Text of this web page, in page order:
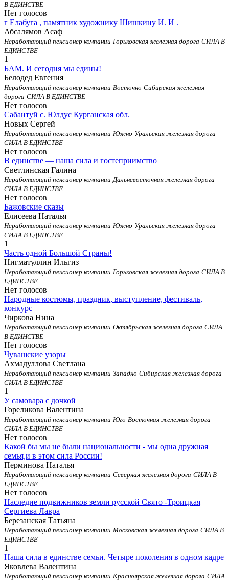
В ЕДИНСТВЕ
Нет голосов
г Елабуга , памятник художнику Шишкину И. И .
Абсалямов Асаф
Неработающий пенсионер компании Горьковская железная дорога СИЛА В
ЕДИНСТВЕ
1
БАМ. И сегодня мы едины!
Белодед Евгения
Неработающий пенсионер компании Восточно-Сибирская железная
дорога СИЛА В ЕДИНСТВЕ
Нет голосов
Сабантуй с. Юлдус Курганская обл.
Новых Сергей
Неработающий пенсионер компании Южно-Уральская железная дорога
СИЛА В ЕДИНСТВЕ
Нет голосов
В единстве — наша сила и гостеприимство
Светлинская Галина
Неработающий пенсионер компании Дальневосточная железная дорога
СИЛА В ЕДИНСТВЕ
Нет голосов
Бажовские сказы
Елисеева Наталья
Неработающий пенсионер компании Южно-Уральская железная дорога
СИЛА В ЕДИНСТВЕ
1
Часть одной Большой Страны!
Нигматуллин Ильгиз
Неработающий пенсионер компании Горьковская железная дорога СИЛА В
ЕДИНСТВЕ
Нет голосов
Народные костюмы, праздник, выступление, фестиваль,
конкурс
Чиркова Нина
Неработающий пенсионер компании Октябрьская железная дорога СИЛА
В ЕДИНСТВЕ
Нет голосов
Чувашские узоры
Ахмадуллова Светлана
Неработающий пенсионер компании Западно-Сибирская железная дорога
СИЛА В ЕДИНСТВЕ
1
У самовара с дочкой
Гореликова Валентина
Неработающий пенсионер компании Юго-Восточная железная дорога
СИЛА В ЕДИНСТВЕ
Нет голосов
Какой бы мы не были национальности - мы одна дружная
семья,и в этом сила России!
Перминова Наталья
Неработающий пенсионер компании Северная железная дорога СИЛА В
ЕДИНСТВЕ
Нет голосов
Наследие подвижников земли русской Свято -Троицкая
Сергиева Лавра
Березанская Татьяна
Неработающий пенсионер компании Московская железная дорога СИЛА В
ЕДИНСТВЕ
1
Наша сила в единстве семьи. Четыре поколения в одном кадре
Яковлева Валентина
Неработающий пенсионер компании Красноярская железная дорога СИЛА